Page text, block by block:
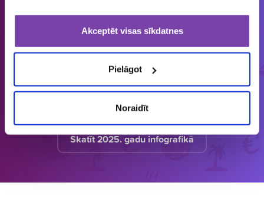
Akceptēt visas sīkdatnes
Pielāgot
Noraidīt
Latvijā vienīgais specializētais Loterijas.lv
loteriju portāls. Loterijas.lv sniedz unikālu
informāciju bāzi par aktuālo loteriju
apkopojumu tirgū.
Skatīt 2025. gadu infografikā